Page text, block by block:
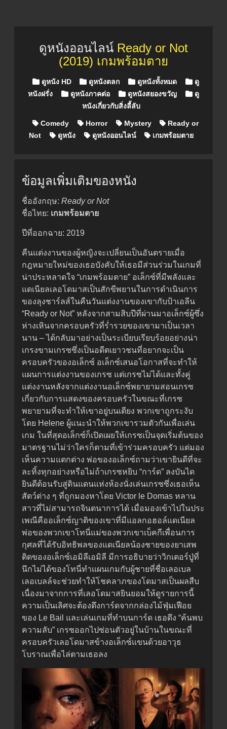
ดูหนังออนไลน์ Ready or Not
(2019) เกมพร้อมตาย
Posted in
ดูหนัง HD ดูหนังตลก ดูหนังทั้งหมด
ดู
หนังฝรั่ง
ดูหนังภาคต่อ ดูหนังสยองขวัญ
ดู
หนังเกี่ยวกับสิ่งลี้ลับ
Comedy Horror Mystery
Ready or
Not
ดูหนัง ดูหนังออนไลน์ เกมพร้อมตาย
ข้อมูลเพิ่มเติมของหนัง
ชื่ออังกฤษ: Ready or Not
ชื่อไทย: เกมพร้อมตาย
ปีที่ออกฉาย: 2019
คืนแต่งงานของผู้หญิงจะเปลี่ยนเป็นอันตรายเมื่อ
กฎหมายใหม่ของเธอบังคับให้เธอมีส่วนร่วมในเกมที่
น่าประหลาดใจ “เกมพร้อมตาย” อเล็กซ์ที่มีพลังและ
แดเนียลเลอโดมาสเป็นสักขีพยานในการดำเนินการ
ของลุงชาร์ลส์ในคืนวันแต่งงานของเขากับป้าเอลีน
“Ready or Not” หลังจากสามสิบปีที่ผ่านมาอเล็กซ์ผู้ซึ่ง
ห่างเหินจากครอบครัวที่ร่ำรวยของเขามาเป็นเวลา
นาน – ได้กลับมาอย่างเป็นระเบียบเรียบร้อยอย่างน่า
เกรงขามเกรซซึ่งเป็นอดีตเยาวชนที่อยากจะเป็น
ครอบครัวของอเล็กซ์ อเล็กซ์เสนอโอกาสที่จะทำให้
แผนการแต่งงานของเกรซ แต่เกรซไม่ได้และทั้งคู่
แต่งงานหลังจากแต่งงานอเล็กซ์พยายามสอนเกรซ
เกี่ยวกับการแสดงของครอบครัวในขณะที่เกรซ
พยายามที่จะทำให้เขาอยู่บนเตียง พวกเขาถูกระงับ
โดย Helene ผู้แนะนำให้พวกเขารวมตัวกันเพื่อเล่น
เกม ในที่สุดอเล็กซ์ก็เปิดเผยให้เกรซเป็นจุดเริ่มต้นของ
มาตรฐานไม่ว่าใครก็ตามที่เข้าร่วมครอบครัว แต่มอง
เห็นความแตกต่าง พ่อของอเล็กซ์ถามว่าเขายินดีที่จะ
ละทิ้งทุกอย่างหรือไม่ถ้าเกรซหยิบ “การ์ด” ลงบันได
ยินดีต้อนรับสู่ดินแดนแห่งห้องนั่งเล่นเกรซซึ่งเธอเห็น
สัตว์ต่าง ๆ ที่ถูกมองหาโดย Victor le Domas หลาน
สาวที่ไม่สามารถจินตนาการได้ เมื่อมองเข้าไปในประ
เพณีคืออเล็กซ์ญาติของเขาที่มีแอลกอฮอล์แดเนียล
พ่อของพวกเขาโทนี่แม่ของพวกเขาเบ็คกีเพื่อนการ
กุศลที่ได้รับอิทธิพลของแดเนียลน้องชายของยาเสพ
ติดของอเล็กซ์เอมิลีเอมิลี มีการอธิบายว่าวิกเตอร์ปู่ที่
นึกไม่ได้ของโทนี่ทำแผนเกมกับผู้ชายที่ชื่อเลอเบล
เลอเบลล์จะช่วยทำให้โชคลาภของโดมาสเป็นผลสืบ
เนื่องมาจากการที่เลอโดมาสยินยอมให้ดูรายการนี้
ความเป็นเลิศจะต้องดึงการ์ดจากกล่องไม้ฟุ่มเฟือย
ของ Le Bail และเล่นเกมที่ทำบนการ์ด เธอดึง “ค้นพบ
ความลับ” เกรซออกไปซ่อนตัวอยู่ในบ้านในขณะที่
ครอบครัวเลอโดมาสข้างอเล็กซ์แขนด้วยอาวุธ
โบราณเพื่อไล่ตามเธอลง